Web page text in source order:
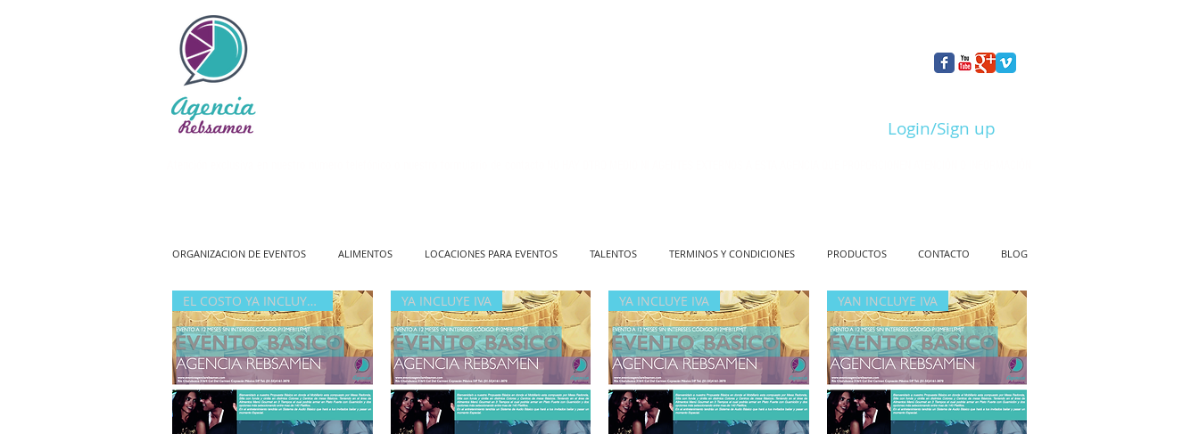
Login/Sign up
ORGANIZACION DE EVENTOS ALIMENTOS LOCACIONES PARA EVENTOS TALENTOS TERMINOS Y CONDICIONES PRODUCTOS CONTACTO BLOG
EL COSTO YA INCLUYE IVA YA INCLUYE IVA YA INCLUYE IVA YAN INCLUYE IVA